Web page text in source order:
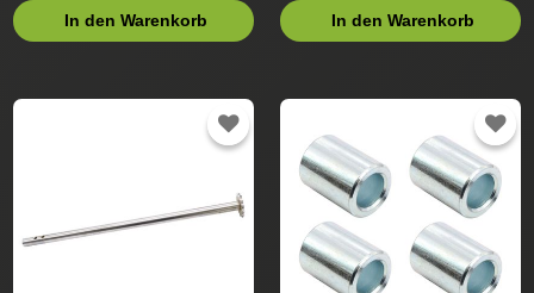
In den Warenkorb In den Warenkorb